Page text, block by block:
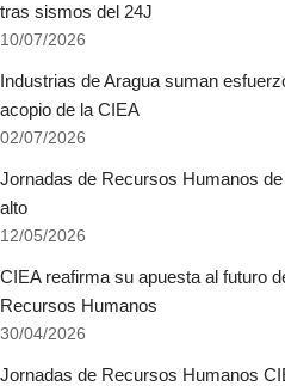
tras sismos del 24J
10/07/2026
Industrias de Aragua suman
acopio de la CIEA
02/07/2026
Jornadas de Recursos Humanos
alto
12/05/2026
CIEA reafirma su apuesta al futuro
Recursos Humanos
30/04/2026
Jornadas de Recursos Humanos